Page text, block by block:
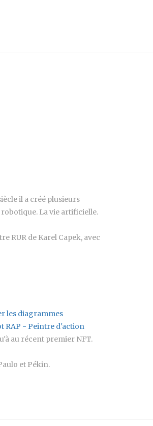
il a créé plusieurs
La vie artificielle.
RUR de Karel Capek, avec
les diagrammes
RAP - Peintre d'action
au récent premier NFT.
et Pékin.